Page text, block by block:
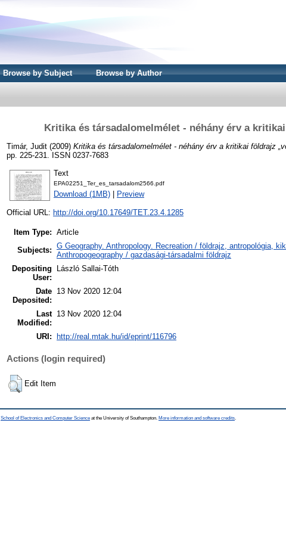
Browse by Subject Browse by Author
Kritika és társadalomelmélet - néhány érv a
Timár, Judit (2009) Kritika és társadalomelmélet - néhány érv a kritikai földrajz
pp. 225-231. ISSN 0237-7683
Text
EPA02251_Ter_es_tarsadalom2566.pdf
Download (1MB) Preview
Official URL: http://doi.org/10.17649/TET.23.4.1285
Item Type: Article
Subjects: G Geography. Anthropology. Recreation / földrajz, antropológia,
Anthropogeography / gazdasági-társadalmi földrajz
Depositing
User:
László Sallai-Tóth
Date
Deposited:
13 Nov 2020 12:04
Last
Modified:
13 Nov 2020 12:04
URI: http://real.mtak.hu/id/eprint/116796
Actions (login required)
Edit Item
School of Electronics and Computer Science at the University of Southampton. More information and software credits